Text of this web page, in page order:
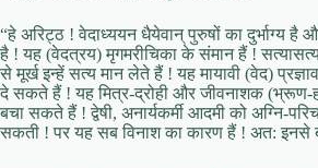
“हे अरिट्ठ ! वेदाध्ययन धैयेवान् पुरुषों का दुर्भाग्य है
है ! यह (वेदत्रय) मृगमरीचिका के संमान हैं !
से मूर्ख इन्हें सत्य मान लेते हैं ! यह मायावी (वेद)
दे सकते हैं ! यह मित्र-द्रोही और जीवनाशक (भ्रूण-
बचा सकते हैं ! द्वेषी, अनार्यकर्मी आदमी को अग्नि-
सकती ! पर यह सब विनाश का कारण हैं ! अत: इनसे